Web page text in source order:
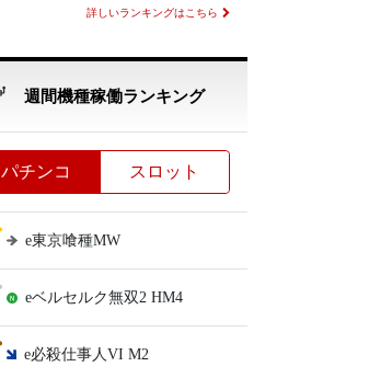
詳しいランキングはこちら
週間機種稼働ランキング
パチンコ スロット
e東京喰種MW
eベルセルク無双2 HM4
e必殺仕事人VI M2